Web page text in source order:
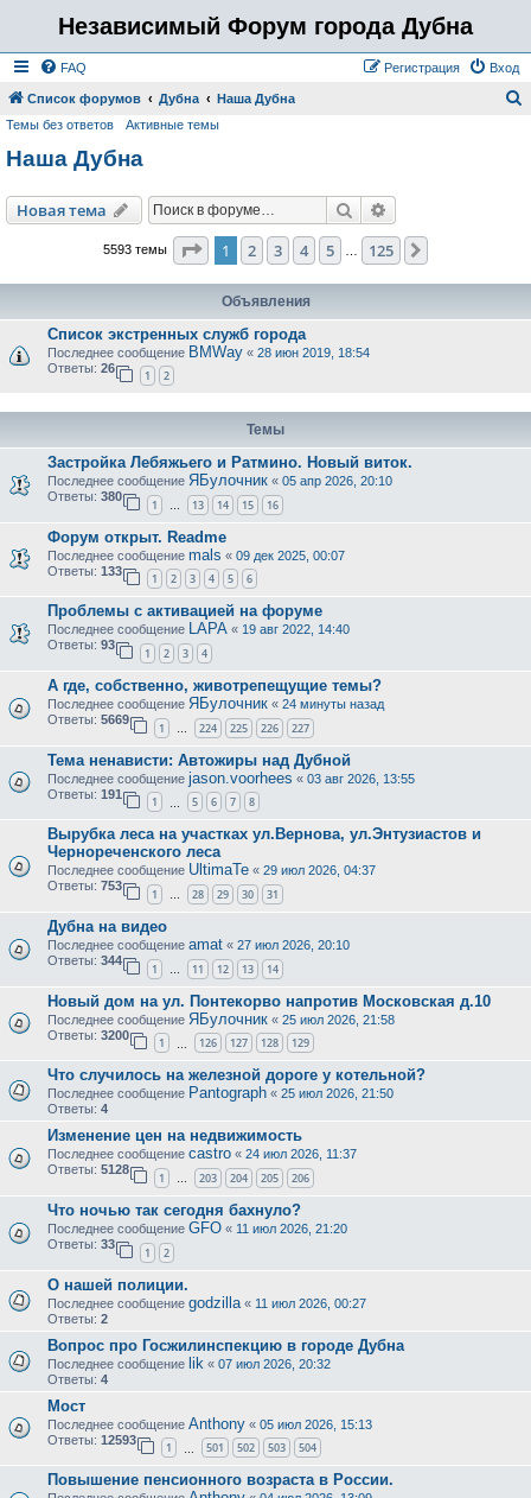
Независимый Форум города Дубна
FAQ Вход
Регистрация
Список форумов Дубна Наша Дубна
Темы без ответов Активные темы
Наша Дубна
Новая тема Поиск
5593 темы Страница из 125
1 2 3 4 5 125
Объявления
Список экстренных служб города
Последнее сообщение BMWay « 28 июн 2019, 18:54
Ответы: 26
1 2
Темы
Застройка Лебяжьего и Ратмино. Новый виток.
Последнее сообщение ЯБулочник « 05 апр 2026, 20:10
Ответы: 380
1 … 13 14 15 16
Форум открыт. Readme
Последнее сообщение mals « 09 дек 2025, 00:07
Ответы: 133
1 2 3 4 5 6
Проблемы с активацией на форуме
Последнее сообщение LAPA « 19 авг 2022, 14:40
Ответы: 93
1 2 3 4
А где, собственно, животрепещущие темы?
Последнее сообщение ЯБулочник « 24 минуты назад
Ответы: 5669
1 … 224 225 226 227
Тема ненависти: Автожиры над Дубной
Последнее сообщение jason.voorhees « 03 авг 2026, 13:55
Ответы: 191
1 5 6 7 8
Вырубка леса на участках ул.Вернова, ул.Энтузиастов и
Чернореченского леса
Последнее сообщение UltimaTe « 29 июл 2026, 04:37
Ответы: 753
1 … 28 29 30 31
Дубна на видео
Последнее сообщение amat « 27 июл 2026, 20:10
Ответы: 344
1 … 11 12 13 14
Новый дом на ул. Понтекорво напротив Московская д.10
Последнее сообщение ЯБулочник « 25 июл 2026, 21:58
Ответы: 3200
1 126 127 128 129
Что случилось на железной дороге у котельной?
Последнее сообщение Pantograph « 25 июл 2026, 21:50
Ответы: 4
Изменение цен на недвижимость
Последнее сообщение castro « 24 июл 2026, 11:37
Ответы: 5128
1 … 203 204 205 206
Что ночью так сегодня бахнуло?
Последнее сообщение GFO « 11 июл 2026, 21:20
Ответы: 33
1 2
О нашей полиции.
Последнее сообщение godzilla « 11 июл 2026, 00:27
Ответы: 2
Вопрос про Госжилинспекцию в городе Дубна
Последнее сообщение lik « 07 июл 2026, 20:32
Ответы: 4
Мост
Последнее сообщение Anthony « 05 июл 2026, 15:13
Ответы: 12593
1 501 502 503 504
Повышение пенсионного возраста в России.